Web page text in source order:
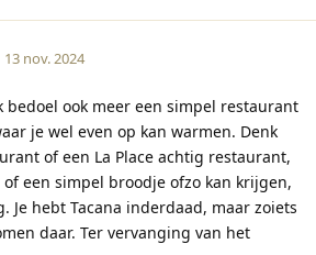
13 nov. 2024
bedoel ook meer een simpel restaurant
je wel even op kan warmen. Denk
of een La Place achtig restaurant,
een simpel broodje ofzo kan krijgen,
Je hebt Tacana inderdaad, maar zoiets
daar. Ter vervanging van het